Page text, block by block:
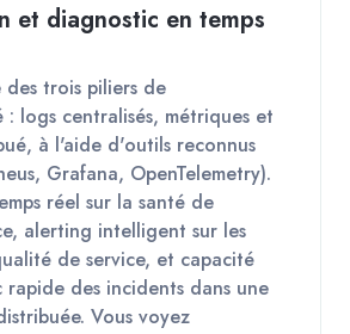
et diagnostic en temps
des trois piliers de
: logs centralisés, métriques et
à l'aide d'outils reconnus
Grafana, OpenTelemetry).
réel sur la santé de
alerting intelligent sur les
de service, et capacité
des incidents dans une
Vous voyez